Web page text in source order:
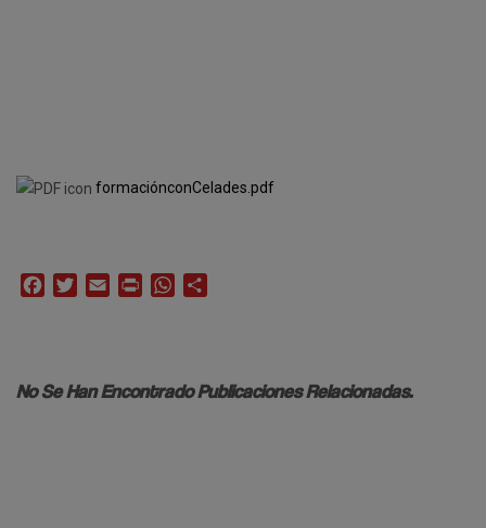
formaciónconCelades.pdf
FacebookTwitterEmail Print WhatsApp
No Se Han Encontrado Publicaciones Relacionadas.